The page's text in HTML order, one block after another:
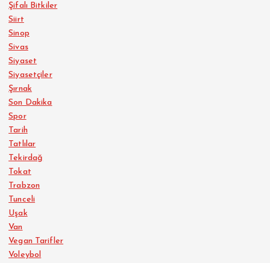
Şifalı Bitkiler
Siirt
Sinop
Sivas
Siyaset
Siyasetçiler
Şırnak
Son Dakika
Spor
Tarih
Tatlılar
Tekirdağ
Tokat
Trabzon
Tunceli
Uşak
Van
Vegan Tarifler
Voleybol